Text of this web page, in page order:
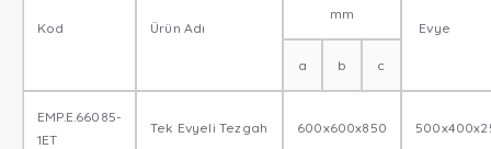
Kod Ürün Adı
mm
Evye
a b c
EMP.E.66085-
1ET
Tek Evyeli Tezgah 600x600x850